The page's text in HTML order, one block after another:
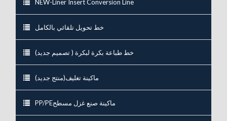
NEW-Liner Insert Conversion Line
خط تحويل تلقائي بالكامل
خط طباعة بكرة لبكرة ( تصميم جديد)
ماكينة تغليف(منتج جديد)
PP/PEماكينة صنع غزل مسطح